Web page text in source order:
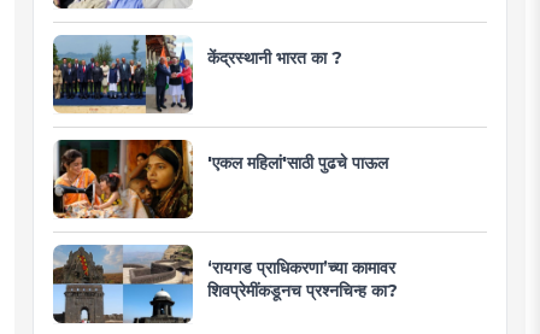
केंद्रस्थानी भारत का ?
'एकल महिलां'साठी पुढचे पाऊल
‘रायगड प्राधिकरणा’च्या कामावर
शिवप्रेमींकडूनच प्रश्नचिन्ह का?